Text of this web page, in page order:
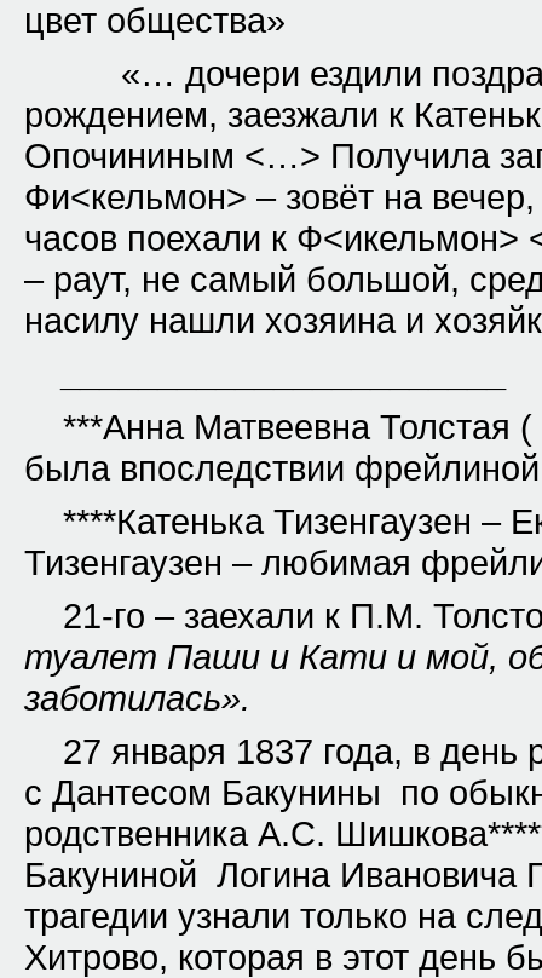
цвет общества»
«… дочери ездили
рождением, заезжали к
Опочининым <…> Получила
Фи<кельмон> – зовёт на
часов поехали к
– раут, не самый большой,
насилу нашли хозяина и
***Анна Матвеевна Толстая
была впоследствии
****Катенька Тизенгаузен –
Тизенгаузен – любимая
21-го – заехали к П.М.
туалет Паши и Кати и мой,
заботилась».
27 января 1837 года, в
с Дантесом Бакунины по
родственника А.С.
Бакуниной Логина Ивановича
трагедии узнали только на
Хитрово, которая в этот день